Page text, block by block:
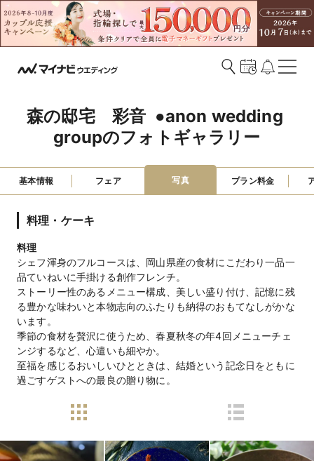
森の邸宅　彩音  ●anon wedding
groupのフォトギャラリー
基本情報 フェア 写真 プラン料金
料理・ケーキ
料理
シェフ渾身のフルコースは、岡山県産の食材にこだわり一品一
品ていねいに手掛ける創作フレンチ。
ストーリー性のあるメニュー構成、美しい盛り付け、記憶に残
る豊かな味わいと本物志向のふたりも納得のおもてなしがかな
います。
季節の食材を贅沢に使うため、春夏秋冬の年4回メニューチェ
ンジするなど、心遣いも細やか。
至福を感じるおいしいひとときは、結婚という記念日をともに
過ごすゲストへの最良の贈り物に。